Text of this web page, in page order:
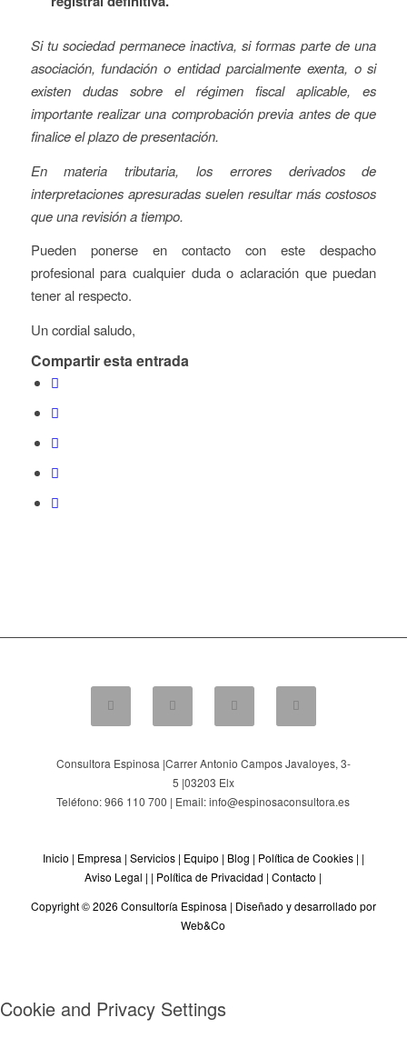
Si tu sociedad permanece inactiva, si formas parte de una
asociación, fundación o entidad parcialmente exenta, o si
existen dudas sobre el régimen fiscal aplicable, es
importante realizar una comprobación previa antes de que
finalice el plazo de presentación.
En materia tributaria, los errores derivados de
interpretaciones apresuradas suelen resultar más costosos
que una revisión a tiempo.
Pueden ponerse en contacto con este despacho
profesional para cualquier duda o aclaración que puedan
tener al respecto.
Un cordial saludo,
Compartir esta entrada
Consultora Espinosa |Carrer Antonio Campos Javaloyes, 3-
5 |03203 Elx
Teléfono: 966 110 700 | Email: info@espinosaconsultora.es
Inicio | Empresa | Servicios| Equipo | Blog | Política de Cookies| |
Aviso Legal | | Política de Privacidad |Contacto |
Copyright © 2026 Consultoría Espinosa | Diseñado y desarrollado por
Web&Co
Cookie and Privacy Settings